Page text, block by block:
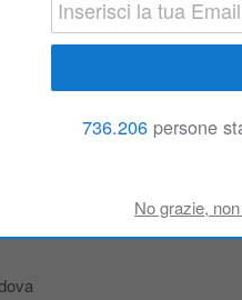
responsabiledel magazzino dei
ci ha incaricati di
736.206persone